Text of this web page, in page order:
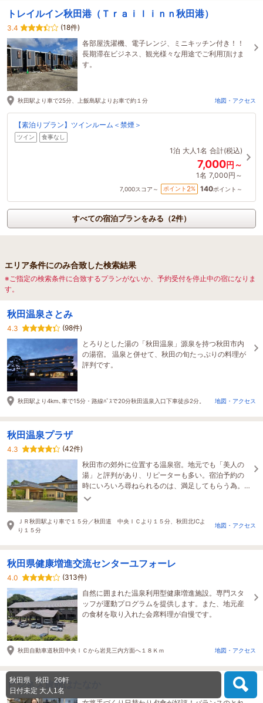
秋田県 秋田
26軒
日付未定 大人1名
トレイルイン秋田港（Ｔｒａｉｌｉｎｎ秋田港）
3.4
(18件)
各部屋洗濯機、電子レンジ、ミニキッチン付き！！
長期滞在ビジネス、観光様々な用途でご利用頂けま
す。
秋田駅より車で25分、上飯島駅よりお車で約１分 地図・アクセス
【素泊りプラン】ツインルーム＜禁煙＞
ツイン 食事なし
1泊 大人1名 合計(税込)
7,000円～
1名 7,000円～
7,000スコア～ ポイント 2% 140ポイント～
すべての宿泊プランをみる（2件）
エリア条件にのみ合致した検索結果
※ご指定の検索条件に合致するプランがないか、予約受付を停止中の宿になりま
す。
秋田温泉さとみ
4.3
(98件)
とろりとした湯の「秋田温泉」源泉を持つ秋田市内
の湯宿。 温泉と併せて、秋田の旬たっぷりの料理が
評判です。
秋田駅より4km､車で15分・路線ﾊﾞｽで20分秋田温泉入口下車徒歩2分。 地図・アクセス
秋田温泉プラザ
4.3
(42件)
秋田市の郊外に位置する温泉宿。地元でも「美人の
湯」と評判があり、リピーターも多い。宿泊予約の
時にいろいろ尋ねられるのは、満足してもらう為。
納得のいく時間を、一緒につくってくれる宿。
ＪＲ秋田駅より車で１５分／秋田道 中央ＩＣより１５分、秋田北ICよ
り１５分
地図・アクセス
秋田県健康増進交流センターユフォーレ
4.0
(313件)
自然に囲まれた温泉利用型健康増進施設。専門スタ
ッフが運動プログラムを提供します。また、地元産
の食材を取り入れた会席料理が自慢です。
秋田自動車道秋田中央ＩＣから岩見三内方面へ１８Ｋｍ 地図・アクセス
ビジネス旅館はたなか